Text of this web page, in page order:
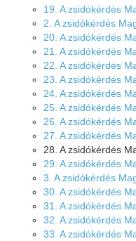
19. A zsidókérdés
2. A zsidókérdés
20. A zsidókérdés
21. A zsidókérdés
22. A zsidókérdés
23. A zsidókérdés
24. A zsidókérdés
25. A zsidókérdés
26. A zsidókérdés
27. A zsidókérdés
28. A zsidókérdés
29. A zsidókérdés
3. A zsidókérdés
30. A zsidókérdés
31. A zsidókérdés
32. A zsidókérdés
33. A zsidókérdés